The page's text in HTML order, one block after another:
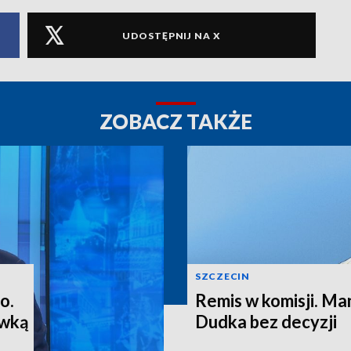
UDOSTĘPNIJ NA X
ZOBACZ TAKŻE
SZCZECIN
Remis w komisji.
Dudka bez decyzji